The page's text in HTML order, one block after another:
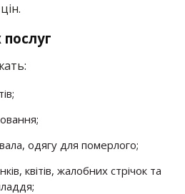
одягу для померлого;
квітів, жалобних стрічок та